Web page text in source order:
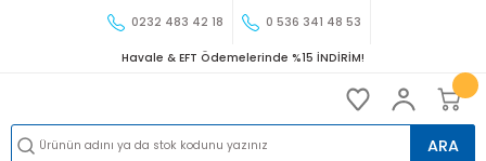
0232 483 42 18 0 536 341 48 53
Havale & EFT Ödemelerinde %15 İNDİRİM!
ARA